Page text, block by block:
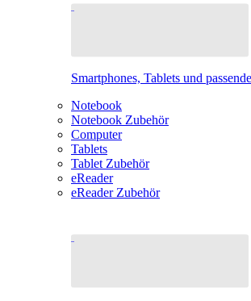
Smartphones, Tablets und
Notebook
Notebook Zubehör
Computer
Tablets
Tablet Zubehör
eReader
eReader Zubehör